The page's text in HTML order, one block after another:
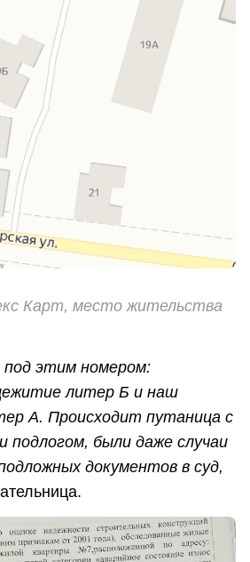
Карт, место жительства
под этим номером:
литер Б и наш
А. Происходит путаница с
были даже случаи
документов в суд,